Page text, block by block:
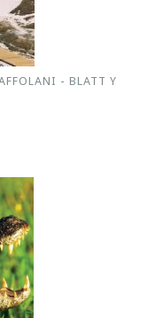
- BLATT Y